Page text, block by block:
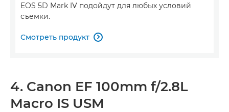
EOS 5D Mark IV подойдут для любых условий
съемки.
Смотреть продукт 
4. Canon EF 100mm f/2.8L
Macro IS USM